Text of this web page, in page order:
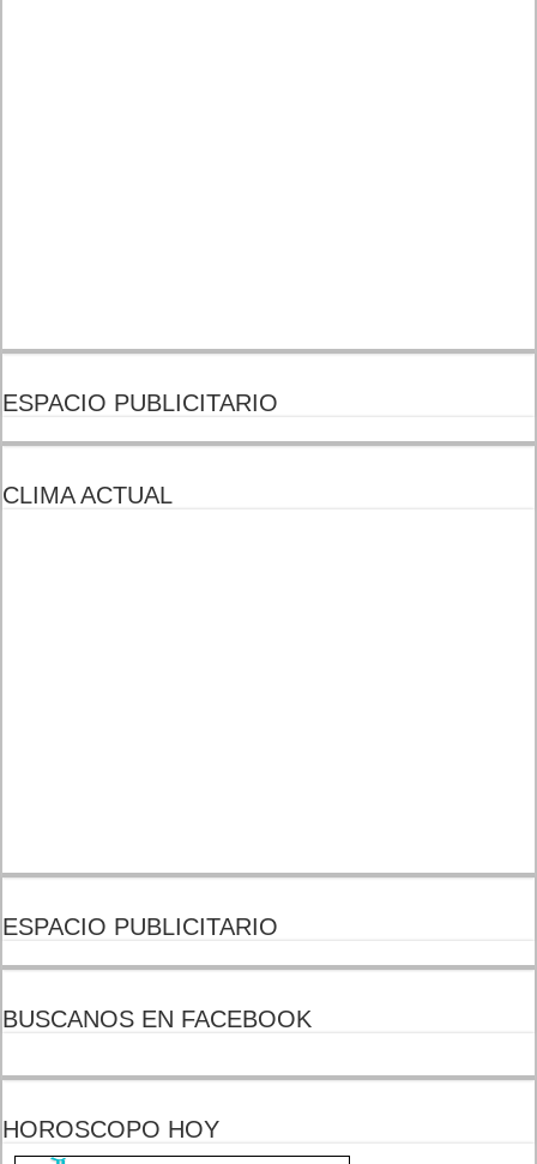
ESPACIO PUBLICITARIO
CLIMA ACTUAL
ESPACIO PUBLICITARIO
BUSCANOS EN FACEBOOK
HOROSCOPO HOY